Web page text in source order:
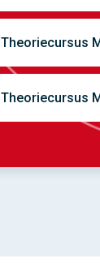
Theoriecursus
Theoriecursus